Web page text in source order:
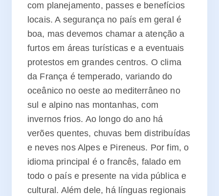
com planejamento, passes e benefícios
locais. A segurança no país em geral é
boa, mas devemos chamar a atenção a
furtos em áreas turísticas e a eventuais
protestos em grandes centros. O clima
da França é temperado, variando do
oceânico no oeste ao mediterrâneo no
sul e alpino nas montanhas, com
invernos frios. Ao longo do ano há
verões quentes, chuvas bem distribuídas
e neves nos Alpes e Pireneus. Por fim, o
idioma principal é o francês, falado em
todo o país e presente na vida pública e
cultural. Além dele, há línguas regionais